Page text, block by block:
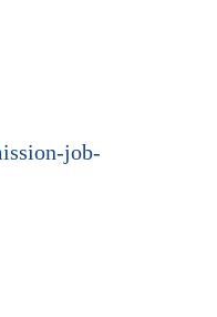
job-